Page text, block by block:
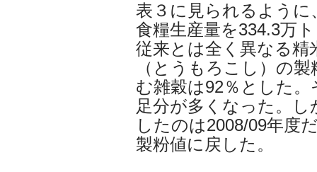
表３に見られるように
食糧生産量を334.3万
従来とは全く異なる精
（とうもろこし）の
む雑穀は92％とした
足分が多くなった。
したのは2008/09年度
製粉値に戻した。